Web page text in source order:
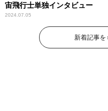
宙飛行士単独インタビュー
2024.07.05
新着記事を